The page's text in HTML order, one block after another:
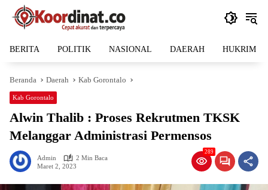
Langsung
BERITA POLITIK NASIONAL DAERAH HUKRIM
Beranda Daerah Kab Gorontalo
Kab Gorontalo
Alwin Thalib : Proses Rekrutmen TKSK
Melanggar Administrasi Permensos
Admin
2 Min Baca
Maret 2, 2023
289